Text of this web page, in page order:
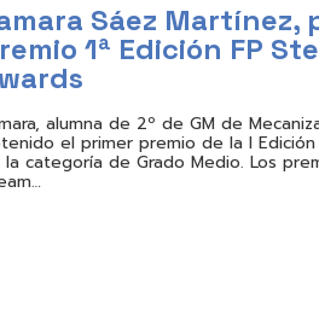
Sáez Martínez,
1ª Edición FP
alumna de 2º de GM de
el primer premio de la I Edición
la categoría de Grado Medio. Los